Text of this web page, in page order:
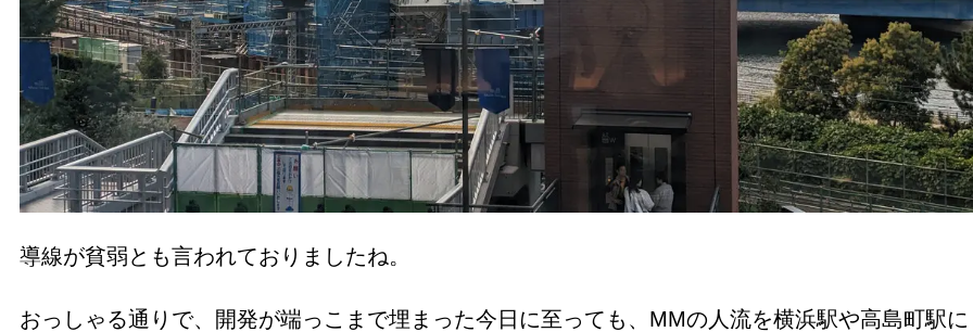
導線が貧弱とも言われておりましたね。
おっしゃる通りで、開発が端っこまで埋まった今日に至っても、MMの人流を横浜駅や高島町駅に